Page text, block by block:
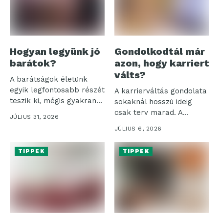
Hogyan legyünk jó
barátok?
A barátságok életünk
egyik legfontosabb részét
teszik ki, mégis gyakran
háttérbe szorulnak...
JÚLIUS 31, 2026
Gondolkodtál már
azon, hogy karriert
válts?
A karrierváltás gondolata
sokaknál hosszú ideig
csak terv marad. A
bizonytalanság érthető,...
JÚLIUS 6, 2026
TIPPEK TIPPEK